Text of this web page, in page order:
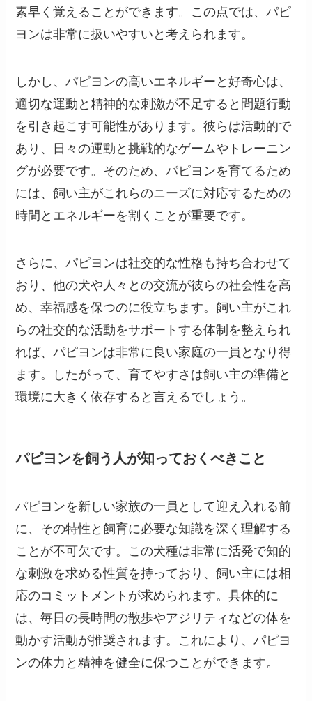
素早く覚えることができます。この点では、パピ
ヨンは非常に扱いやすいと考えられます。
しかし、パピヨンの高いエネルギーと好奇心は、
適切な運動と精神的な刺激が不足すると問題行動
を引き起こす可能性があります。彼らは活動的で
あり、日々の運動と挑戦的なゲームやトレーニン
グが必要です。そのため、パピヨンを育てるため
には、飼い主がこれらのニーズに対応するための
時間とエネルギーを割くことが重要です。
さらに、パピヨンは社交的な性格も持ち合わせて
おり、他の犬や人々との交流が彼らの社会性を高
め、幸福感を保つのに役立ちます。飼い主がこれ
らの社交的な活動をサポートする体制を整えられ
れば、パピヨンは非常に良い家庭の一員となり得
ます。したがって、育てやすさは飼い主の準備と
環境に大きく依存すると言えるでしょう。
パピヨンを飼う人が知っておくべきこと
パピヨンを新しい家族の一員として迎え入れる前
に、その特性と飼育に必要な知識を深く理解する
ことが不可欠です。この犬種は非常に活発で知的
な刺激を求める性質を持っており、飼い主には相
応のコミットメントが求められます。具体的に
は、毎日の長時間の散歩やアジリティなどの体を
動かす活動が推奨されます。これにより、パピヨ
ンの体力と精神を健全に保つことができます。